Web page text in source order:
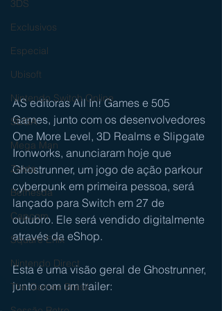
3DS
Exclusivos
Especial
Ubisoft
Nintendo Switch Online
SEGA
Mega Man
Zelda
Bethesda
Capcom
Square Enix
Nintendo Direct
The Games Brasil
AS editoras All In! Games e 505
Games, junto com os desenvolvedores
One More Level, 3D Realms e Slipgate
Ironworks, anunciaram hoje que
Ghostrunner, um jogo de ação parkour
cyberpunk em primeira pessoa, será
lançado para Switch em 27 de
outubro. Ele será vendido digitalmente
através da eShop.
Esta é uma visão geral de Ghostrunner,
junto com um trailer: